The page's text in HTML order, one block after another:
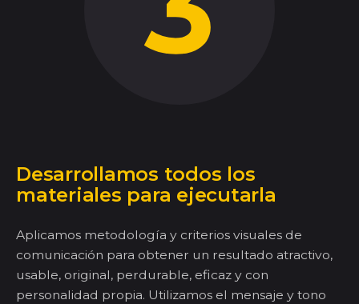
Desarrollamos todos los
materiales para ejecutarla
Aplicamos metodología y criterios visuales de
comunicación para obtener un resultado atractivo,
usable, original, perdurable, eficaz y con
personalidad propia. Utilizamos el mensaje y tono